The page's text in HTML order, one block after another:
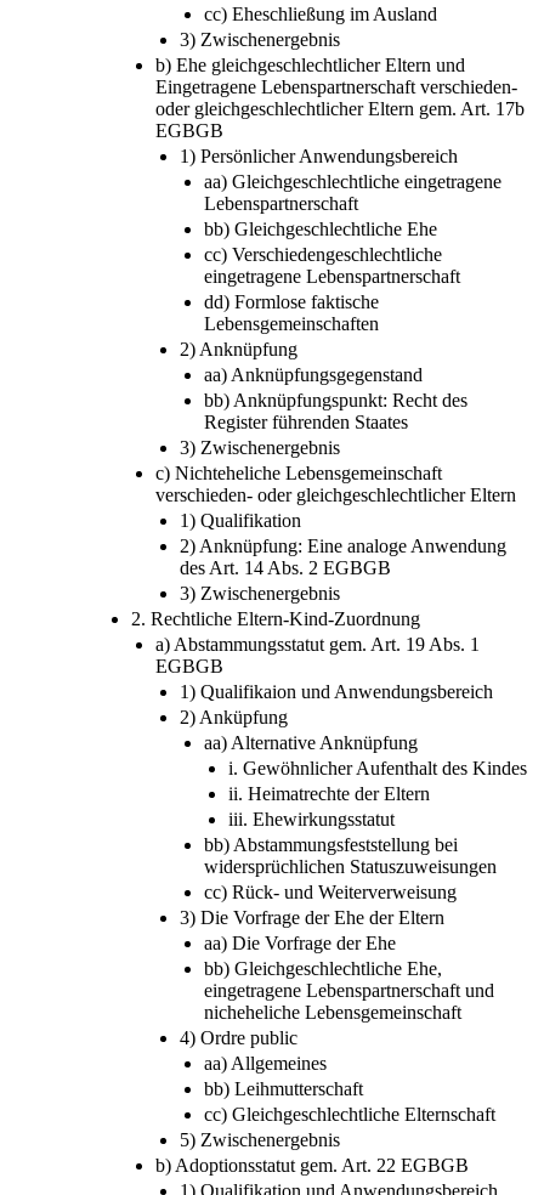
cc) Eheschließung im Ausland
3) Zwischenergebnis
b) Ehe gleichgeschlechtlicher Eltern und
Eingetragene Lebenspartnerschaft verschieden-
oder gleichgeschlechtlicher Eltern gem. Art. 17b
EGBGB
1) Persönlicher Anwendungsbereich
aa) Gleichgeschlechtliche eingetragene
Lebenspartnerschaft
bb) Gleichgeschlechtliche Ehe
cc) Verschiedengeschlechtliche
eingetragene Lebenspartnerschaft
dd) Formlose faktische
Lebensgemeinschaften
2) Anknüpfung
aa) Anknüpfungsgegenstand
bb) Anknüpfungspunkt: Recht des
Register führenden Staates
3) Zwischenergebnis
c) Nichteheliche Lebensgemeinschaft
verschieden- oder gleichgeschlechtlicher Eltern
1) Qualifikation
2) Anknüpfung: Eine analoge Anwendung
des Art. 14 Abs. 2 EGBGB
3) Zwischenergebnis
2. Rechtliche Eltern-Kind-Zuordnung
a) Abstammungsstatut gem. Art. 19 Abs. 1
EGBGB
1) Qualifikaion und Anwendungsbereich
2) Anküpfung
aa) Alternative Anknüpfung
i. Gewöhnlicher Aufenthalt des Kindes
ii. Heimatrechte der Eltern
iii. Ehewirkungsstatut
bb) Abstammungsfeststellung bei
widersprüchlichen Statuszuweisungen
cc) Rück- und Weiterverweisung
3) Die Vorfrage der Ehe der Eltern
aa) Die Vorfrage der Ehe
bb) Gleichgeschlechtliche Ehe,
eingetragene Lebenspartnerschaft und
nicheheliche Lebensgemeinschaft
4) Ordre public
aa) Allgemeines
bb) Leihmutterschaft
cc) Gleichgeschlechtliche Elternschaft
5) Zwischenergebnis
b) Adoptionsstatut gem. Art. 22 EGBGB
1) Qualifikation und Anwendungsbereich